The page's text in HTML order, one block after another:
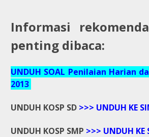
Informasi
penting dibaca:
UNDUH SOAL Penilaian Harian
2013
UNDUH KOSP SD >>> UNDUH KE
UNDUH KOSP SMP >>> UNDUH KE